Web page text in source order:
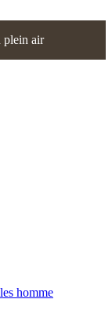
plein air
homme